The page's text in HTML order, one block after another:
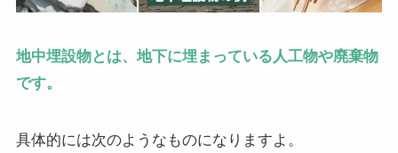
地中埋設物とは、地下に埋まっている人工物や廃棄物
です。
具体的には次のようなものになりますよ。